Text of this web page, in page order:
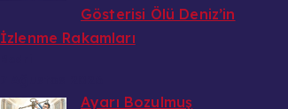
Gösterisi Ölü Deniz’in
İzlenme Rakamları
Ayarı Bozulmuş